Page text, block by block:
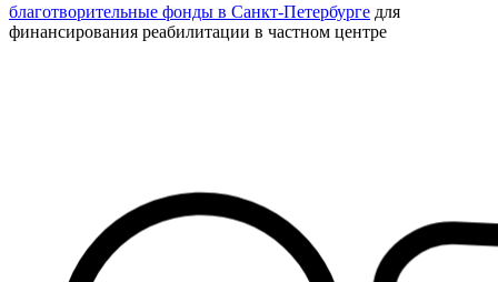
благотворительные фонды в Санкт-Петербурге для
финансирования реабилитации в частном центре